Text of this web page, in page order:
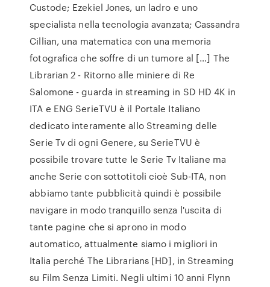
Custode; Ezekiel Jones, un ladro e uno
specialista nella tecnologia avanzata; Cassandra
Cillian, una matematica con una memoria
fotografica che soffre di un tumore al […] The
Librarian 2 - Ritorno alle miniere di Re
Salomone - guarda in streaming in SD HD 4K in
ITA e ENG SerieTVU è il Portale Italiano
dedicato interamente allo Streaming delle
Serie Tv di ogni Genere, su SerieTVU è
possibile trovare tutte le Serie Tv Italiane ma
anche Serie con sottotitoli cioè Sub-ITA, non
abbiamo tante pubblicità quindi è possibile
navigare in modo tranquillo senza l'uscita di
tante pagine che si aprono in modo
automatico, attualmente siamo i migliori in
Italia perché The Librarians [HD], in Streaming
su Film Senza Limiti. Negli ultimi 10 anni Flynn